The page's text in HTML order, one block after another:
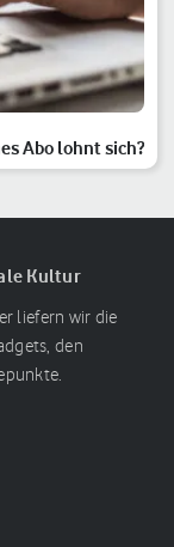
Abo lohnt sich?
Kultur
liefern wir die
den